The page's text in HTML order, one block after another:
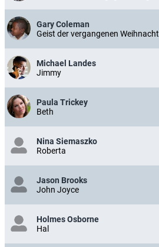
Gary Coleman
Geist der vergangenen Weihnacht
Michael Landes
Jimmy
Paula Trickey
Beth
Nina Siemaszko
Roberta
Jason Brooks
John Joyce
Holmes Osborne
Hal